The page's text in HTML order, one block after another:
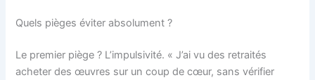
Quels pièges éviter absolument ?
Le premier piège ? L’impulsivité. « J’ai vu des retraités
acheter des œuvres sur un coup de cœur, sans vérifier